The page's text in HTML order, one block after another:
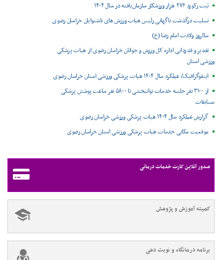
ثبت رکورد ۲۷۶ هزار ورزشکار سازمان‌یافته در سال ۱۴۰۴
تسلیت درگذشت ناگهانی رئیس هیات ورزش های ناشنوایان خراسان رضوی
سالروز ولادت امام رضا (ع)
تقدیر و قدردانی اداره کل ورزش و جوانان خراسان رضوی از هیات پزشکی
ورزشی استان
اینفوگرافیک/ عملکرد سال ۱۴۰۴ هیات پزشکی ورزشی استان خراسان رضوی
از ۳۱۰۰ نفر جلسه خدمات توانبخشی تا ۵۸۰۰ نفر ساعت پوشش پزشکی
مسابقات
گزارش عملکرد سال ۱۴۰۴ هیات پزشکی ورزشی خراسان رضوی
موقعیت مکانی خدمات هیات پزشکی ورزشی استان خراسان رضوی ‌
صدور آنلاین کارت خدمات درمانی
کمیته آموزش و پژوهش
برنامه درمانگاه و نوبت دهی